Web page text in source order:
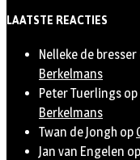
LAATSTE REACTIES
Nelleke de bresser
Berkelmans
Peter Tuerlings op
Berkelmans
Twan de Jongh op
Jan van Engelen op